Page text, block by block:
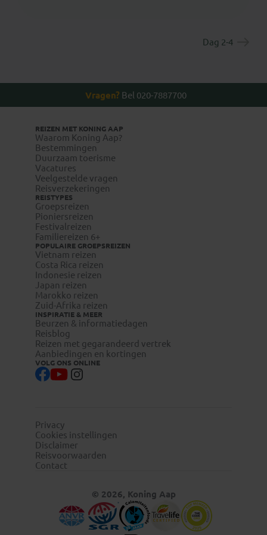
Dag 2-4
Vragen? Bel 020-7887700
REIZEN MET KONING AAP
Waarom Koning Aap?
Bestemmingen
Duurzaam toerisme
Vacatures
Veelgestelde vragen
Reisverzekeringen
REISTYPES
Groepsreizen
Pioniersreizen
Festivalreizen
Familiereizen 6+
POPULAIRE GROEPSREIZEN
Vietnam reizen
Costa Rica reizen
Indonesie reizen
Japan reizen
Marokko reizen
Zuid-Afrika reizen
INSPIRATIE & MEER
Beurzen & informatiedagen
Reisblog
Reizen met gegarandeerd vertrek
Aanbiedingen en kortingen
VOLG ONS ONLINE
Privacy
Cookies instellingen
Disclaimer
Reisvoorwaarden
Contact
© 2026, Koning Aap